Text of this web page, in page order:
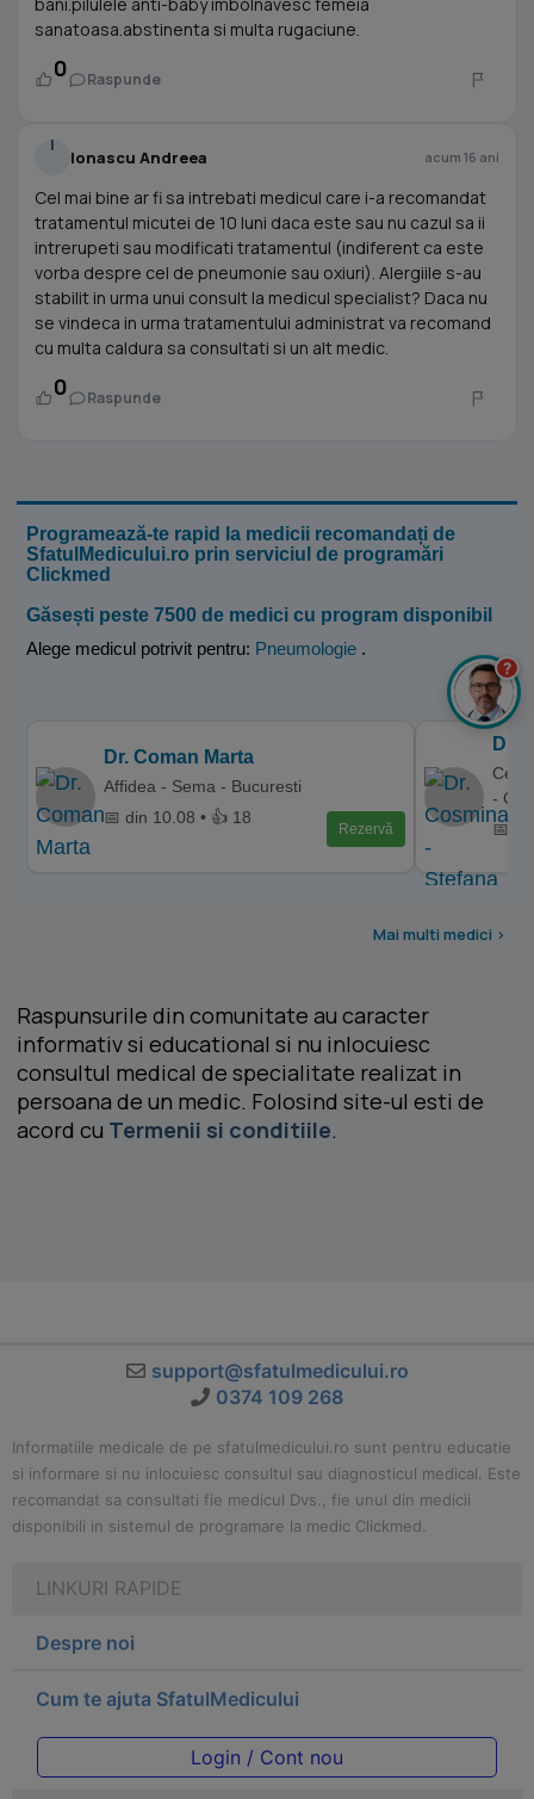
sanatoasa.abstinenta si multa rugaciune.
0 Raspunde
I
Ionascu Andreea acum 16 ani
Cel mai bine ar fi sa intrebati medicul care i-a recomandat
tratamentul micutei de 10 luni daca este sau nu cazul sa ii
intrerupeti sau modificati tratamentul (indiferent ca este
vorba despre cel de pneumonie sau oxiuri). Alergiile s-au
stabilit in urma unui consult la medicul specialist? Daca nu
se vindeca in urma tratamentului administrat va recomand
cu multa caldura sa consultati si un alt medic.
0 Raspunde
Programează-te rapid la medicii recomandați de
SfatulMedicului.ro prin serviciul de programări
Clickmed
Găsești peste 7500 de medici cu program disponibil
Alege medicul potrivit pentru: Pneumologie .
Dr. Coman Marta
Affidea - Sema - Bucuresti
📅 din 10.08 • 👍 18
Rezervă
Dr.
-
📅
Mai multi medici >
Raspunsurile din comunitate au caracter
informativ si educational si nu inlocuiesc
consultul medical de specialitate realizat in
persoana de un medic. Folosind site-ul esti de
acord cu Termenii si conditiile.
support@sfatulmedicului.ro
0374 109 268
Informatiile medicale de pe sfatulmedicului.ro sunt pentru educatie
si informare si nu inlocuiesc consultul sau diagnosticul medical. Este
recomandat sa consultati fie medicul Dvs., fie unul din medicii
disponibili in sistemul de programare la medic Clickmed.
LINKURI RAPIDE
Despre noi
Cum te ajuta SfatulMedicului
Login / Cont nou
?